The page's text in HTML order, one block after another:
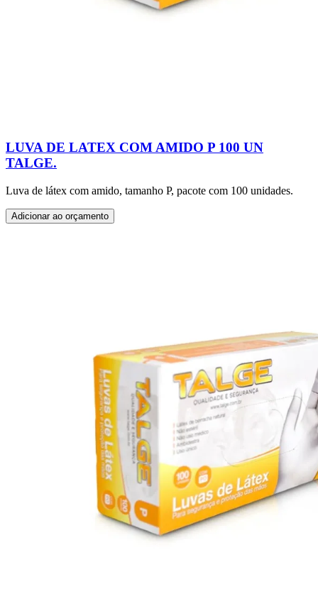
LUVA DE LATEX COM AMIDO P 100 UN
TALGE.
Luva de látex com amido, tamanho P, pacote com 100 unidades.
Adicionar ao orçamento